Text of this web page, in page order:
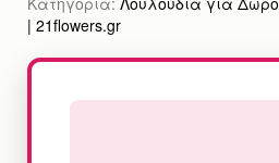
| 21flowers.gr